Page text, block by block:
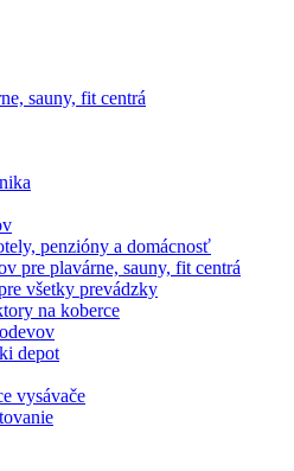
sauny, fit centrá
penzióny a domácnosť
pre plavárne, sauny, fit centrá
všetky prevádzky
na koberce
depot
vysávače